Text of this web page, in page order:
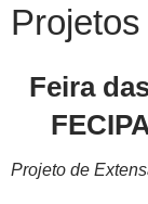
Feira
Projeto de